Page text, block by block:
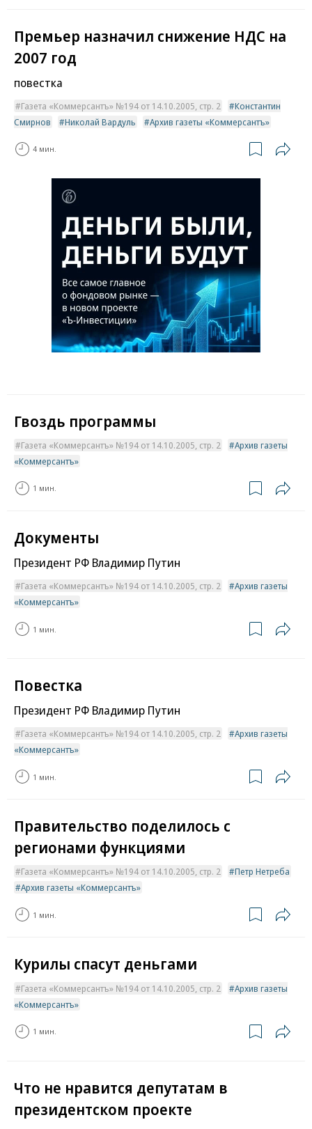
Премьер назначил снижение НДС на
2007 год
повестка
Газета «Коммерсантъ» №194 от 14.10.2005, стр. 2
Константин
Смирнов
Николай Вардуль Архив газеты «Коммерсантъ»
4 мин.
Гвоздь программы
Газета «Коммерсантъ» №194 от 14.10.2005, стр. 2
Архив газеты
«Коммерсантъ»
1 мин.
Документы
Президент РФ Владимир Путин
Газета «Коммерсантъ» №194 от 14.10.2005, стр. 2
Архив газеты
«Коммерсантъ»
1 мин.
Повестка
Президент РФ Владимир Путин
Газета «Коммерсантъ» №194 от 14.10.2005, стр. 2
Архив газеты
«Коммерсантъ»
1 мин.
Правительство поделилось с
регионами функциями
Газета «Коммерсантъ» №194 от 14.10.2005, стр. 2
Петр Нетреба
Архив газеты «Коммерсантъ»
1 мин.
Курилы спасут деньгами
Газета «Коммерсантъ» №194 от 14.10.2005, стр. 2
Архив газеты
«Коммерсантъ»
1 мин.
Что не нравится депутатам в
президентском проекте